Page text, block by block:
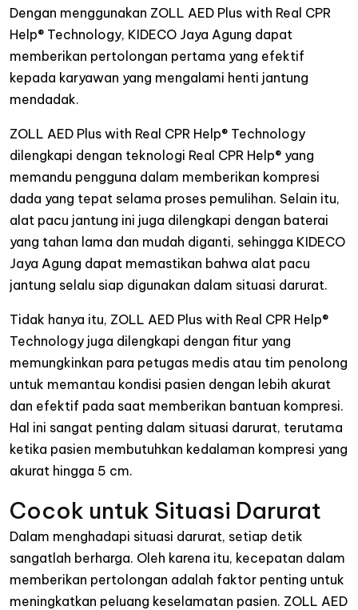
Dengan menggunakan ZOLL AED Plus with Real CPR
Help® Technology, KIDECO Jaya Agung dapat
memberikan pertolongan pertama yang efektif
kepada karyawan yang mengalami henti jantung
mendadak.
ZOLL AED Plus with Real CPR Help® Technology
dilengkapi dengan teknologi Real CPR Help® yang
memandu pengguna dalam memberikan kompresi
dada yang tepat selama proses pemulihan. Selain itu,
alat pacu jantung ini juga dilengkapi dengan baterai
yang tahan lama dan mudah diganti, sehingga KIDECO
Jaya Agung dapat memastikan bahwa alat pacu
jantung selalu siap digunakan dalam situasi darurat.
Tidak hanya itu, ZOLL AED Plus with Real CPR Help®
Technology juga dilengkapi dengan fitur yang
memungkinkan para petugas medis atau tim penolong
untuk memantau kondisi pasien dengan lebih akurat
dan efektif pada saat memberikan bantuan kompresi.
Hal ini sangat penting dalam situasi darurat, terutama
ketika pasien membutuhkan kedalaman kompresi yang
akurat hingga 5 cm.
Cocok untuk Situasi Darurat
Dalam menghadapi situasi darurat, setiap detik
sangatlah berharga. Oleh karena itu, kecepatan dalam
memberikan pertolongan adalah faktor penting untuk
meningkatkan peluang keselamatan pasien. ZOLL AED